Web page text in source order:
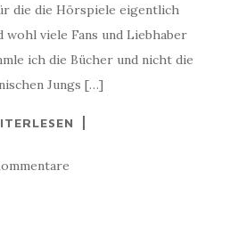
die die Hörspiele eigentlich
wohl viele Fans und Liebhaber
ich die Bücher und nicht die
Jungs […]